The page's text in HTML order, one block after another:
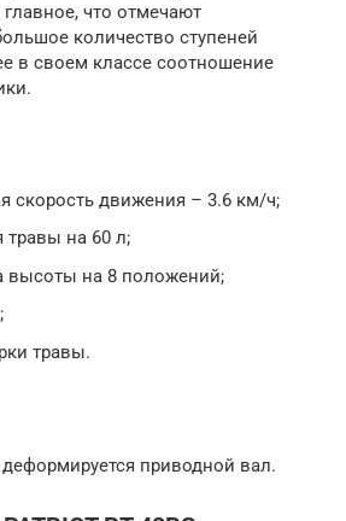
что отмечают
количество ступеней
в своем классе соотношение
скорость движения – 3.6 км/ч;
травы на 60 л;
высоты на 8 положений;
травы.
приводной вал.